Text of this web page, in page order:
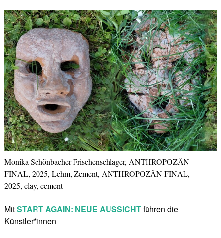
ANGEBOTE
Monika Schönbacher-Frischenschlager, ANTHROPOZÄN
FINAL, 2025, Lehm, Zement, ANTHROPOZÄN FINAL,
2025, clay, cement
MitSTART AGAIN: NEUE AUSSICHTführen die
Künstler*innen